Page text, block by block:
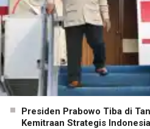
Presiden Prabowo Tiba di
Kemitraan Strategis